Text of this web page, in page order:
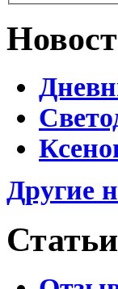
Другие
Статьи